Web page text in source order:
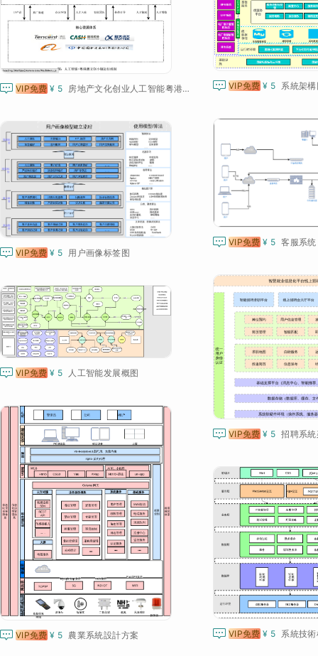
 VIP免费 ¥ 5 房地产文化创业人工智能粤港澳小镇  VIP免费 ¥ 5 系統架
 VIP免费 ¥ 5 客服系统
 VIP免费 ¥ 5 用户画像标签图
 VIP免费 ¥ 5 招聘系
 VIP免费 ¥ 5 人工智能发展概图
 VIP免费 ¥ 5 農業系統設計方案  VIP免费 ¥ 5 系統技